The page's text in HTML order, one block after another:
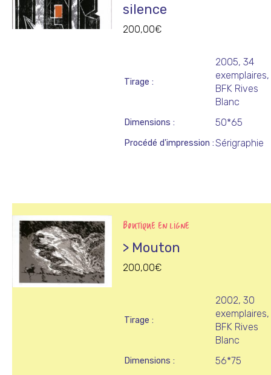
silence
200,00€
Tirage
2005, 34
exemplaires,
BFK Rives
Blanc
Dimensions 50*65
Procédé d'impression Sérigraphie
BOUTIQUE EN LIGNE
> Mouton
200,00€
Tirage
2002, 30
exemplaires,
BFK Rives
Blanc
Dimensions 56*75